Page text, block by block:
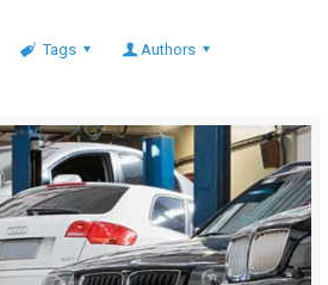
Tags Authors